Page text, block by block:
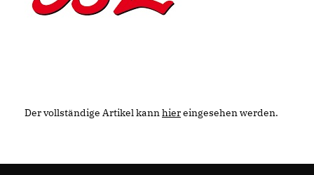
Der vollständige Artikel kannhiereingesehen werden.